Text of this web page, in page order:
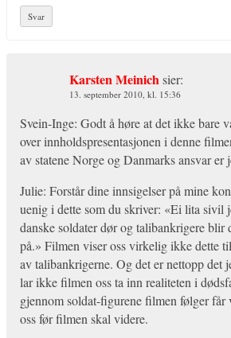
Svar
Karsten Meinichsier:
13. september 2010, kl. 15:36
Svein-Inge: Godt å høre at det ikke bare
over innholdspresentasjonen i denne
av statene Norge og Danmarks ansvar
Julie: Forstår dine innsigelser på mine
uenig i dette som du skriver: «Ei lita sivil
danske soldater dør og talibankrigere blir
på.» Filmen viser oss virkelig ikke dette
av talibankrigerne. Og det er nettopp det
lar ikke filmen oss ta inn realiteten i
gjennom soldat-figurene filmen følger får
oss før filmen skal videre.